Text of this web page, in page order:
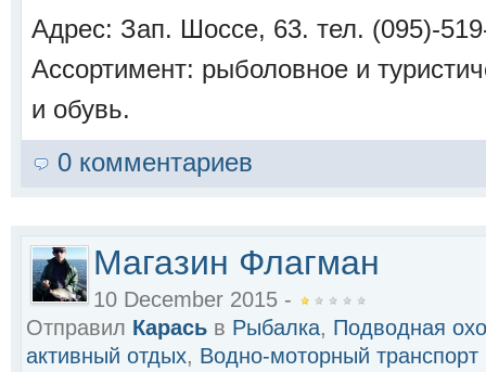
Адрес: Зап. Шоссе, 63. тел. (095)-
Ассортимент: рыболовное и
и обувь.
0 комментариев
Магазин Флагман
10 December 2015 -
Отправил Карась в Рыбалка, Подводная
активный отдых, Водно-моторный транспорт